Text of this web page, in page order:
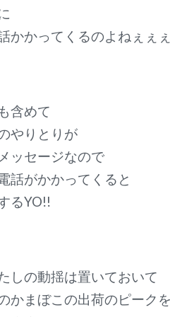
かかってくるのよねぇぇ
含めて
やりとりが
ッセージなので
話がかかってくると
るYO!!
しの動揺は置いておいて
かまぼこの出荷のピーク